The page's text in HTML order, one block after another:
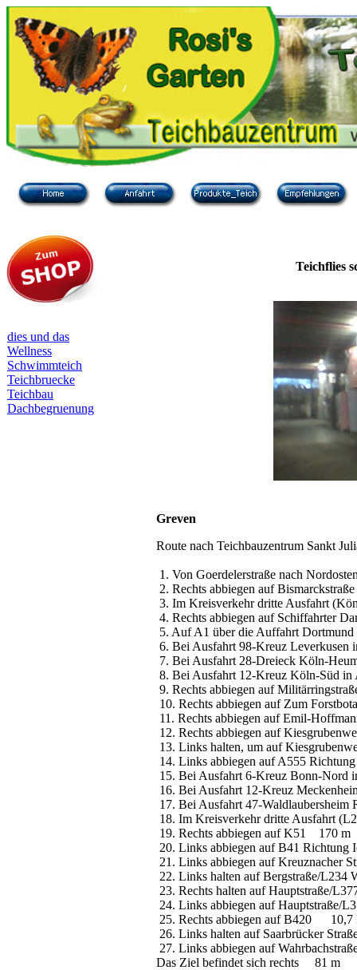
dies und das
Wellness
Schwimmteich
Teichbruecke
Teichbau
Dachbegruenung
Teichflies
Greven
Route nach Teichbauzentrum Sankt
1. Von Goerdelerstraße nach
2. Rechts abbiegen auf
3. Im Kreisverkehr dritte Ausfahrt
4. Rechts abbiegen auf Schiffahrter
5. Auf A1 über die Auffahrt
6. Bei Ausfahrt 98-Kreuz
7. Bei Ausfahrt 28-Dreieck Köln-
8. Bei Ausfahrt 12-Kreuz Köln-Süd
9. Rechts abbiegen auf
10. Rechts abbiegen auf Zum
11. Rechts abbiegen auf Emil-
12. Rechts abbiegen auf
13. Links halten, um auf
14. Links abbiegen auf A555
15. Bei Ausfahrt 6-Kreuz Bonn-
16. Bei Ausfahrt 12-Kreuz
17. Bei Ausfahrt 47-
18. Im Kreisverkehr dritte Ausfahrt
19. Rechts abbiegen auf K51 170 m
20. Links abbiegen auf B41
21. Links abbiegen auf
22. Links halten auf Bergstraße/
23. Rechts halten auf Hauptstraße/
24. Links abbiegen auf
25. Rechts abbiegen auf B420
26. Links halten auf Saarbrücker
27. Links abbiegen auf
Das Ziel befindet sich rechts 81 m